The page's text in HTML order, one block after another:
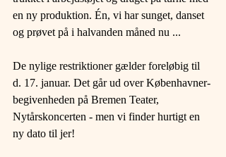
en ny produktion. Én, vi har sunget, danset
og prøvet på i halvanden måned nu ...
De nylige restriktioner gælder foreløbig til
d. 17. januar. Det går ud over Københavner-
begivenheden på Bremen Teater,
Nytårskoncerten - men vi finder hurtigt en
ny dato til jer!